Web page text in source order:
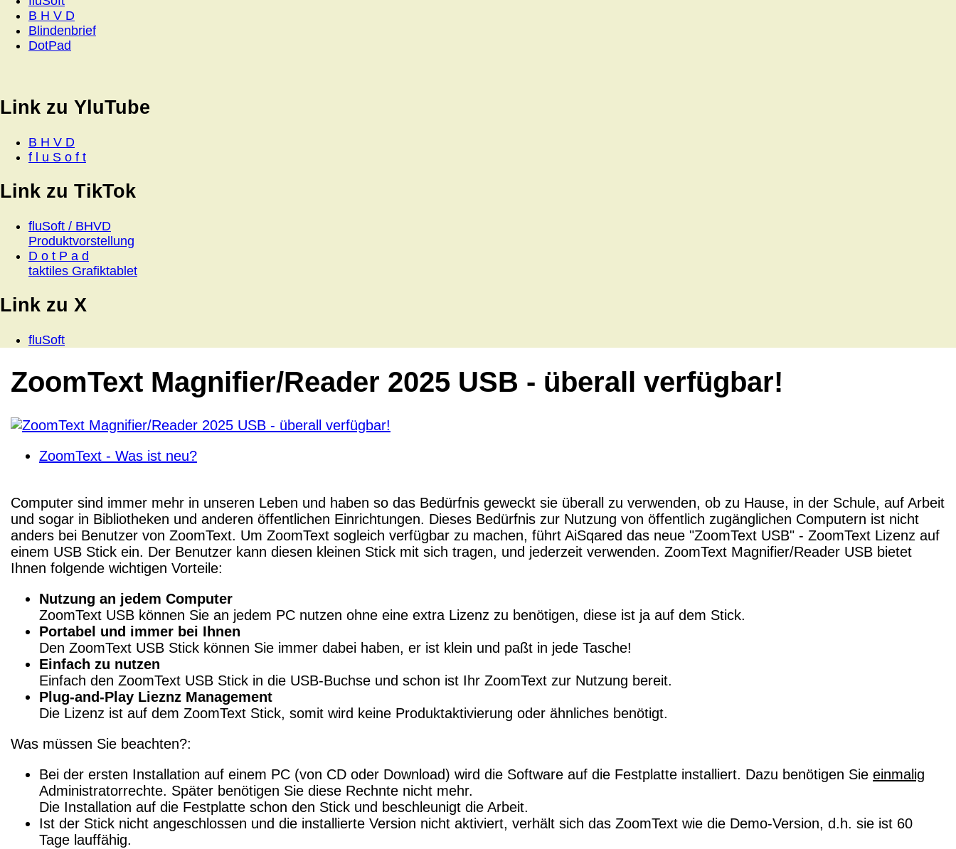
B H V D
Blindenbrief
DotPad
Link zu YluTube
B H V D
f l u S o f t
Link zu TikTok
fluSoft / BHVD
Produktvorstellung
D o t P a d
taktiles Grafiktablet
Link zu X
fluSoft
ZoomText Magnifier/Reader 2025 USB - überall verfügbar!
ZoomText - Was ist neu?
Computer sind immer mehr in unseren Leben und haben so das Bedürfnis geweckt sie überall zu verwenden, ob zu Hause, in der Schule, auf Arbeit
und sogar in Bibliotheken und anderen öffentlichen Einrichtungen. Dieses Bedürfnis zur Nutzung von öffentlich zugänglichen Computern ist nicht
anders bei Benutzer von ZoomText. Um ZoomText sogleich verfügbar zu machen, führt AiSqared das neue "ZoomText USB" - ZoomText Lizenz auf
einem USB Stick ein. Der Benutzer kann diesen kleinen Stick mit sich tragen, und jederzeit verwenden. ZoomText Magnifier/Reader USB bietet
Ihnen folgende wichtigen Vorteile:
Nutzung an jedem Computer
ZoomText USB können Sie an jedem PC nutzen ohne eine extra Lizenz zu benötigen, diese ist ja auf dem Stick.
Portabel und immer bei Ihnen
Den ZoomText USB Stick können Sie immer dabei haben, er ist klein und paßt in jede Tasche!
Einfach zu nutzen
Einfach den ZoomText USB Stick in die USB-Buchse und schon ist Ihr ZoomText zur Nutzung bereit.
Plug-and-Play Lieznz Management
Die Lizenz ist auf dem ZoomText Stick, somit wird keine Produktaktivierung oder ähnliches benötigt.
Was müssen Sie beachten?:
Bei der ersten Installation auf einem PC (von CD oder Download) wird die Software auf die Festplatte installiert. Dazu benötigen Sie einmalig
Administratorrechte. Später benötigen Sie diese Rechnte nicht mehr.
Die Installation auf die Festplatte schon den Stick und beschleunigt die Arbeit.
Ist der Stick nicht angeschlossen und die installierte Version nicht aktiviert, verhält sich das ZoomText wie die Demo-Version, d.h. sie ist 60
Tage lauffähig.